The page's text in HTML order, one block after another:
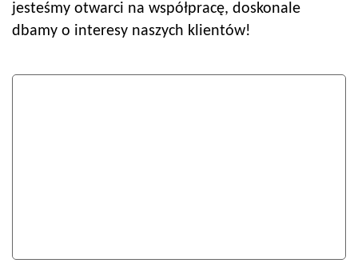
jesteśmy otwarci na współpracę, doskonale
dbamy o interesy naszych klientów!